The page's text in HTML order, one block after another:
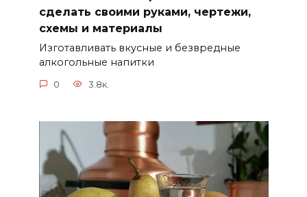
сделать своими руками, чертежи,
схемы и материалы
Изготавливать вкусные и безвредные
алкогольные напитки
0 3.8к.